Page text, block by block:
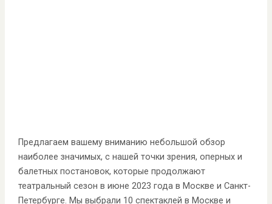
Предлагаем вашему вниманию небольшой обзор
наиболее значимых, с нашей точки зрения, оперных и
балетных постановок, которые продолжают
театральный сезон в июне 2023 года в Москве и Санкт-
Петербурге. Мы выбрали 10 спектаклей в Москве и